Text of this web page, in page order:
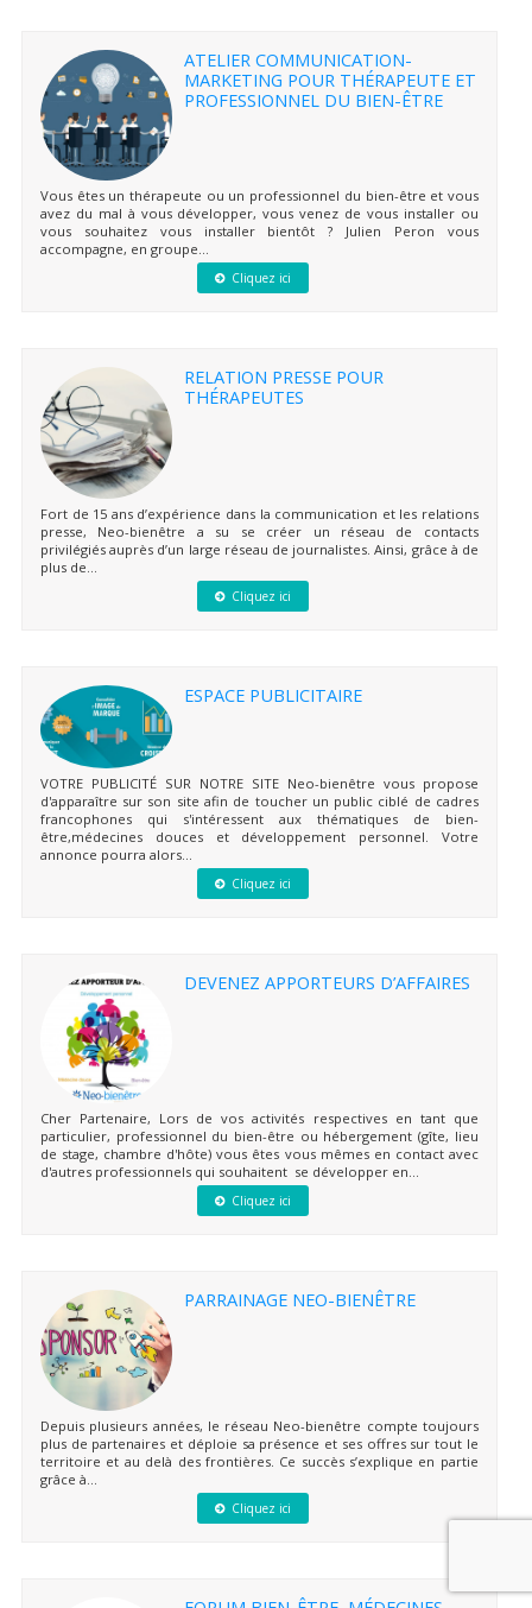
ATELIER COMMUNICATION-
MARKETING POUR THÉRAPEUTE ET
PROFESSIONNEL DU BIEN-ÊTRE
Vous êtes un thérapeute ou un professionnel du bien-être et vous
avez du mal à vous développer, vous venez de vous installer ou
vous souhaitez vous installer bientôt ? Julien Peron vous
accompagne, en groupe...
Cliquez ici
RELATION PRESSE POUR
THÉRAPEUTES
Fort de 15 ans d’expérience dans la communication et les relations
presse, Neo-bienêtre a su se créer un réseau de contacts
privilégiés auprès d’un large réseau de journalistes. Ainsi, grâce à de
plus de...
Cliquez ici
ESPACE PUBLICITAIRE
VOTRE PUBLICITÉ SUR NOTRE SITE Neo-bienêtre vous propose
d'apparaître sur son site afin de toucher un public ciblé de cadres
francophones qui s'intéressent aux thématiques de bien-
être,médecines douces et développement personnel. Votre
annonce pourra alors...
Cliquez ici
DEVENEZ APPORTEURS D’AFFAIRES
Cher Partenaire, Lors de vos activités respectives en tant que
particulier, professionnel du bien-être ou hébergement (gîte, lieu
de stage, chambre d'hôte) vous êtes vous mêmes en contact avec
d'autres professionnels qui souhaitent se développer en...
Cliquez ici
PARRAINAGE NEO-BIENÊTRE
Depuis plusieurs années, le réseau Neo-bienêtre compte toujours
plus de partenaires et déploie sa présence et ses offres sur tout le
territoire et au delà des frontières. Ce succès s’explique en partie
grâce à...
Cliquez ici